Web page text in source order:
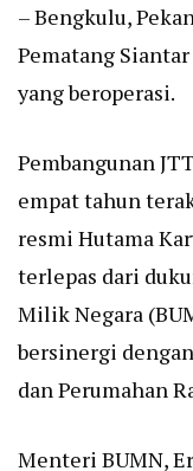
– Bengkulu,
Pematang
yang beroperasi.
Pembangunan
empat tahun
resmi Hutama
terlepas dari
Milik Negara
bersinergi
dan Perumahan
Menteri BUMN,